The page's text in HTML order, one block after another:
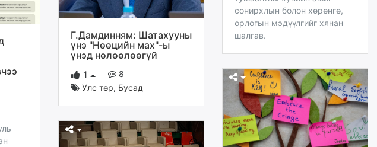
сонирхлын болон хөрөнгө,
орлогын мэдүүлгийг хянан
шалгав.
Г.Дамдинням: Шатахууны
үнэ "Нөөцийн мах"-ы
үнэд нөлөөлөөгүй
1
8
Улс төр, Бусад